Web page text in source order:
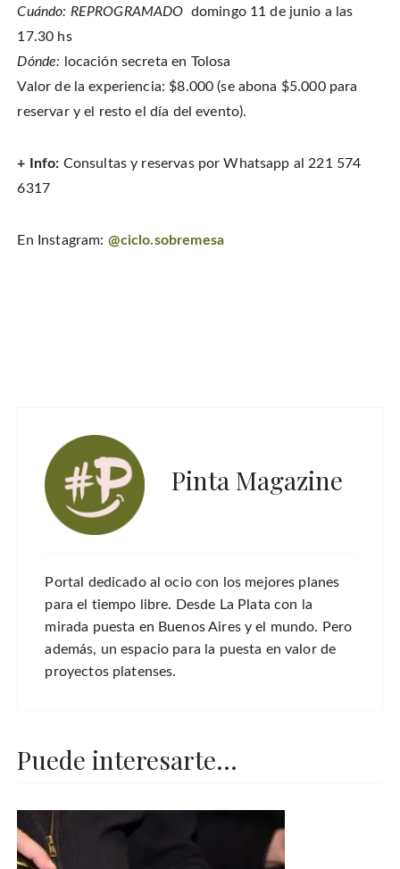
Cuándo: REPROGRAMADO domingo 11 de junio a las
17.30 hs
Dónde:
locación secreta en Tolosa
Valor de la experiencia: $8.000 (se abona $5.000 para
reservar y el resto el día del evento).
+ Info: Consultas y reservas por Whatsapp al 221 574
6317
En Instagram: @ciclo.sobremesa
Pinta Magazine
Portal dedicado al ocio con los mejores planes
para el tiempo libre. Desde La Plata con la
mirada puesta en Buenos Aires y el mundo. Pero
además, un espacio para la puesta en valor de
proyectos platenses.
Puede interesarte...